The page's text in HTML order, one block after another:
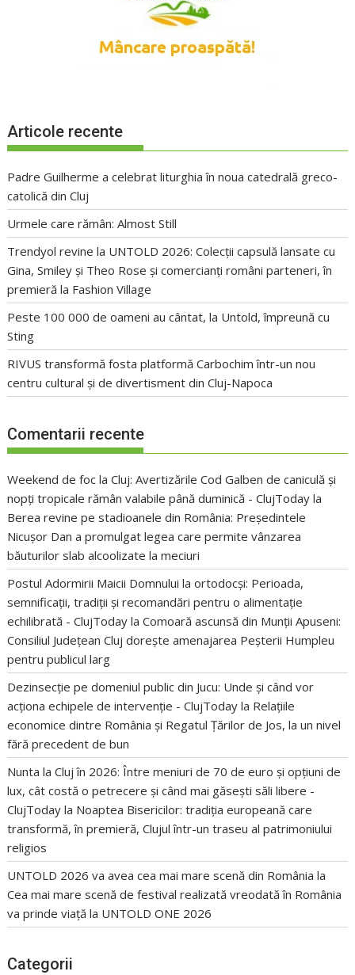
Articole recente
Padre Guilherme a celebrat liturghia în noua catedrală greco-
catolică din Cluj
Urmele care rămân: Almost Still
Trendyol revine la UNTOLD 2026: Colecții capsulă lansate cu
Gina, Smiley și Theo Rose și comercianți români parteneri, în
premieră la Fashion Village
Peste 100 000 de oameni au cântat, la Untold, împreună cu
Sting
RIVUS transformă fosta platformă Carbochim într-un nou
centru cultural și de divertisment din Cluj-Napoca
Comentarii recente
Weekend de foc la Cluj: Avertizările Cod Galben de caniculă și
nopți tropicale rămân valabile până duminică - ClujToday la
Berea revine pe stadioanele din România: Președintele
Nicușor Dan a promulgat legea care permite vânzarea
băuturilor slab alcoolizate la meciuri
Postul Adormirii Maicii Domnului la ortodocși: Perioada,
semnificații, tradiții și recomandări pentru o alimentație
echilibrată - ClujToday laComoară ascunsă din Munții Apuseni:
Consiliul Județean Cluj dorește amenajarea Peșterii Humpleu
pentru publicul larg
Dezinsecție pe domeniul public din Jucu: Unde și când vor
acționa echipele de intervenție - ClujToday la Relațiile
economice dintre România și Regatul Țărilor de Jos, la un nivel
fără precedent de bun
Nunta la Cluj în 2026: Între meniuri de 70 de euro și opțiuni de
lux, cât costă o petrecere și când mai găsești săli libere -
ClujToday la Noaptea Bisericilor: tradiția europeană care
transformă, în premieră, Clujul într-un traseu al patrimoniului
religios
UNTOLD 2026 va avea cea mai mare scenă din România la
Cea mai mare scenă de festival realizată vreodată în România
va prinde viață la UNTOLD ONE 2026
Categorii